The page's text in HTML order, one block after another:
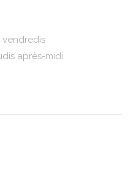
vendredis
après-midi